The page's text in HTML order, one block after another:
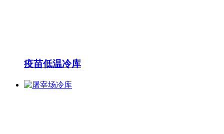
疫苗低温冷库